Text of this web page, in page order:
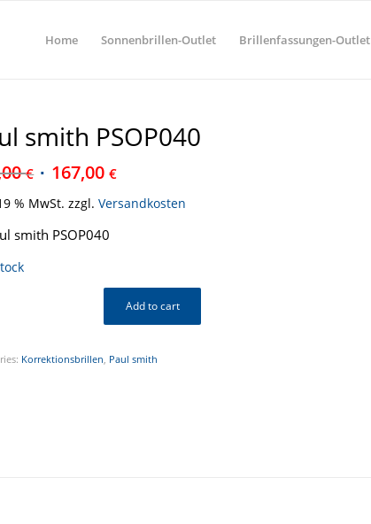
Home Sonnenbrillen-Outlet Brillenfassungen-Outlet
smith PSOP040
€ 167,00€
% MwSt. zzgl.Versandkosten
smith PSOP040
Add to cart
Korrektionsbrillen Paul smith